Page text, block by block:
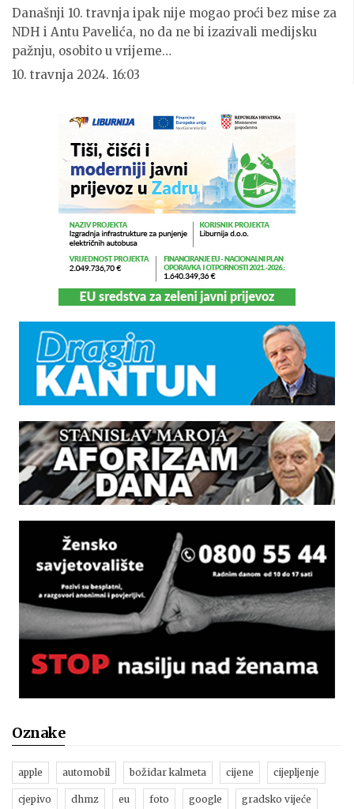
Današnji 10. travnja ipak nije mogao proći bez mise za
NDH i Antu Pavelića, no da ne bi izazivali medijsku
pažnju, osobito u vrijeme…
10. travnja 2024. 16:03
Oznake
apple automobil božidar kalmeta cijene cijepljenje
cjepivo dhmz eu foto google gradsko vijeće